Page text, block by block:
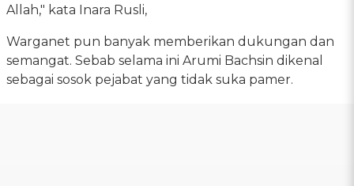
Allah," kata Inara Rusli,
Warganet pun banyak memberikan dukungan dan
semangat. Sebab selama ini Arumi Bachsin dikenal
sebagai sosok pejabat yang tidak suka pamer.